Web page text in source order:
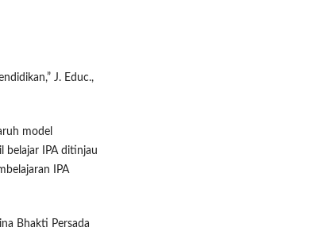
J. Educ.,
model
belajar IPA ditinjau
IPA
Bhakti Persada